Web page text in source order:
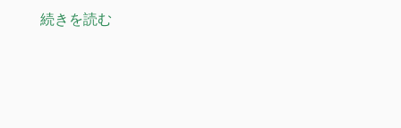
続きを読む“【不動産の売却ご相談ください！】”